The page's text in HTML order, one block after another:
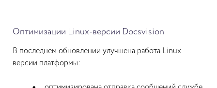
Оптимизации Linux-версии Docsvision
В последнем обновлении улучшена работа Linux-
версии платформы: